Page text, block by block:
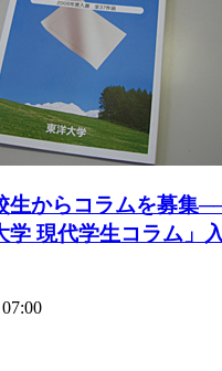
生からコラムを募集
学 現代学生コラム」